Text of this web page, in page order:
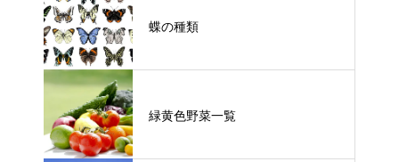
蝶の種類
緑黄色野菜一覧